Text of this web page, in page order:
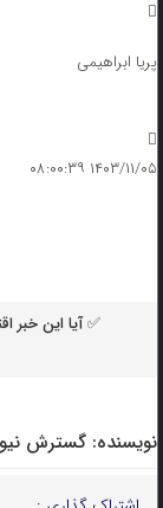
پریا ابراهیمی
۱۴۰۳/۱۱/۰۵ ۰۸:۰۰:۳۹
✅ آیا این خبر
نویسنده: گسترش نیوز